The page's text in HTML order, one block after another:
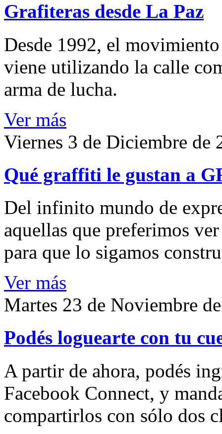
Grafiteras desde La Paz
Desde 1992, el
viene utilizando la calle
arma de lucha.
Ver más
Viernes 3 de Diciembre de
Qué graffiti le gustan a
Del infinito mundo de
aquellas que preferimos
para que lo sigamos
Ver más
Martes 23 de Noviembre
Podés loguearte con tu
A partir de ahora, podés
Facebook Connect, y
compartirlos con sólo dos